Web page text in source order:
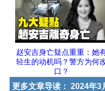
赵安吉身亡疑点重重：她
轻生的动机吗？警方为何
口？
更多文章导读： 2024年3